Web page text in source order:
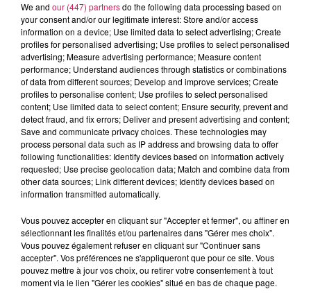
Canal fm
Geoffrey Deloux
26.05.2026 - Vanessa et le barbecue
0:00 2 min 27 sec
26 mai 2026 - 2 min 27 sec
26.05.2026 - VANESSA ET LE BARBECUE
Revivez les meilleurs moments de la Ligne des Auditeurs
We and our (447) partnersdo the following data processing based on
your consent and/or our legitimate interest: Store and/or access
information on a device; Use limited data to select advertising; Create
profiles for personalised advertising; Use profiles to select personalised
advertising; Measure advertising performance; Measure content
performance; Understand audiences through statistics or combinations
of data from different sources; Develop and improve services; Create
profiles to personalise content; Use profiles to select personalised
content; Use limited data to select content; Ensure security, prevent and
detect fraud, and fix errors; Deliver and present advertising and content;
Save and communicate privacy choices. These technologies may
process personal data such as IP address and browsing data to offer
following functionalities: Identify devices based on information actively
requested; Use precise geolocation data; Match and combine data from
other data sources; Link different devices; Identify devices based on
information transmitted automatically.
Vous pouvez accepter en cliquant sur "Accepter et fermer", ou affiner en
sélectionnant les finalités et/ou partenaires dans "Gérer mes choix".
Vous pouvez également refuser en cliquant sur "Continuer sans
accepter". Vos préférences ne s'appliqueront que pour ce site. Vous
pouvez mettre à jour vos choix, ou retirer votre consentement à tout
moment via le lien "Gérer les cookies" situé en bas de chaque page.